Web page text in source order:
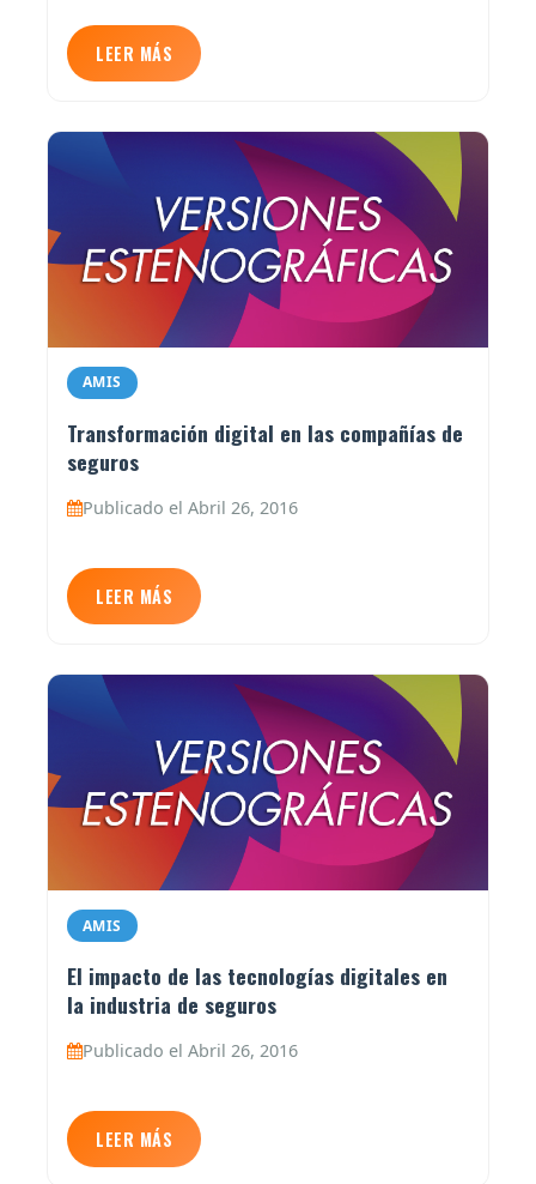
LEER MÁS
AMIS
Transformación digital en las compañías de
seguros
Publicado el Abril 26, 2016
LEER MÁS
AMIS
El impacto de las tecnologías digitales en
la industria de seguros
Publicado el Abril 26, 2016
LEER MÁS